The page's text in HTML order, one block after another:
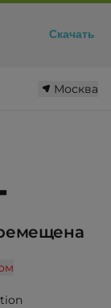
Москва
Скачать